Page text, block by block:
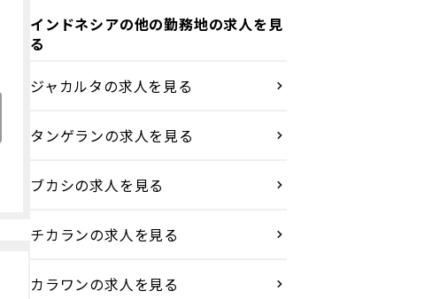
インドネシアの他の勤務地の求人を見
る
ジャカルタの求人を見る
タンゲランの求人を見る
ブカシの求人を見る
チカランの求人を見る
カラワンの求人を見る